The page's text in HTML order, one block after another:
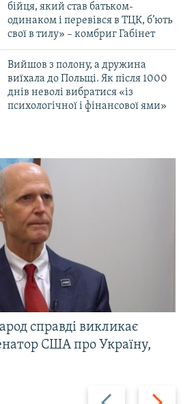
бійця, який став батьком-
одинаком і перевівся в ТЦК, б’ють
свої в тилу» – комбриг Габінет
Вийшов з полону, а дружина
виїхала до Польщі. Як після 1000
днів неволі вибратися «із
психологічної і фінансової ями»
Назад Вперед
справді викликає
США про Україну,